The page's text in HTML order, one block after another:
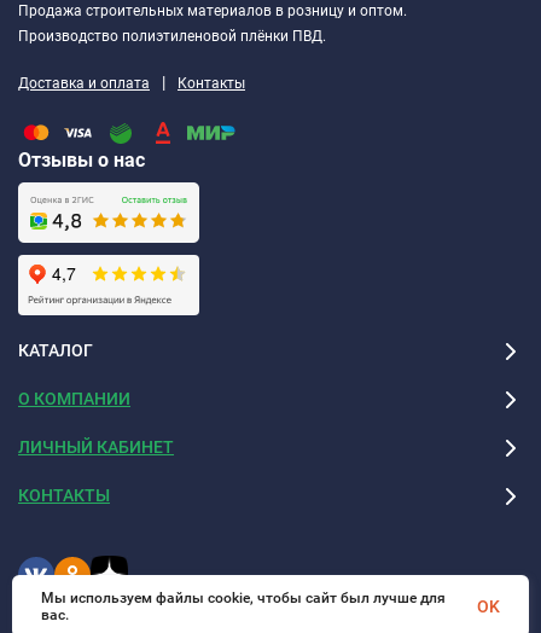
Продажа строительных материалов в розницу и оптом.
Производство полиэтиленовой плёнки ПВД.
Доставка и оплата | Контакты
Отзывы о нас
КАТАЛОГ
О КОМПАНИИ
ЛИЧНЫЙ КАБИНЕТ
КОНТАКТЫ
Мы используем файлы cookie, чтобы сайт был лучше для
вас.
OK